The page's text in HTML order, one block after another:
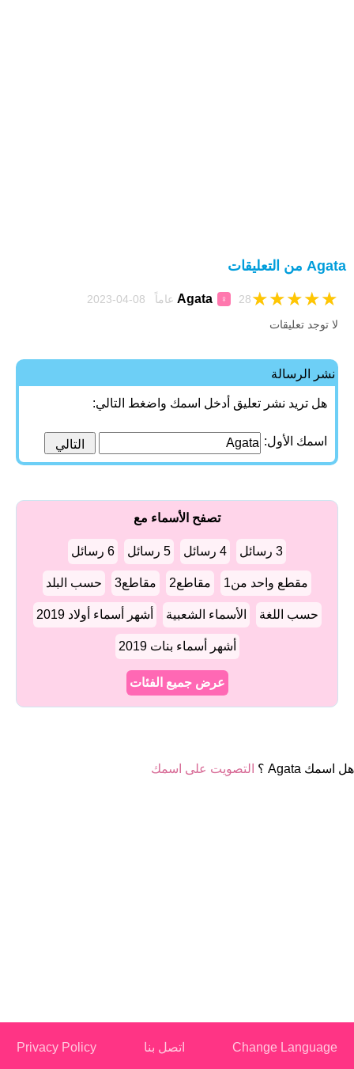
Agata من التعليقات
Agata ♀ 28 عاماً 08-04-2023 ★
★
★
★
★
لا توجد تعليقات
نشر الرسالة
هل تريد نشر تعليق أدخل اسمك واضغط التالي:
اسمك الأول:
تصفح الأسماء مع
3 رسائل 4 رسائل 5 رسائل 6 رسائل
مقطع واحد من1 مقاطع2 مقاطع3 حسب البلد
حسب اللغة الأسماء الشعبية أشهر أسماء أولاد 2019
أشهر أسماء بنات 2019
عرض جميع الفئات
هل اسمك Agata ؟ التصويت على اسمك
Change Language اتصل بنا Privacy Policy